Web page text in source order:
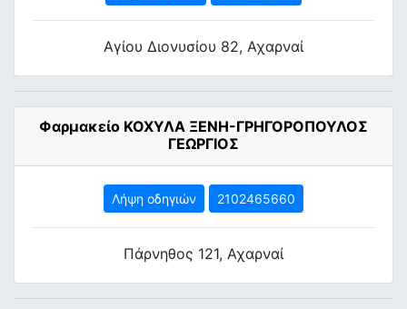
Αγίου Διονυσίου 82, Αχαρναί
Φαρμακείο ΚΟΧΥΛΑ ΞΕΝΗ-ΓΡΗΓΟΡΟΠΟΥΛΟΣ
ΓΕΩΡΓΙΟΣ
Λήψη οδηγιών 2102465660
Πάρνηθος 121, Αχαρναί